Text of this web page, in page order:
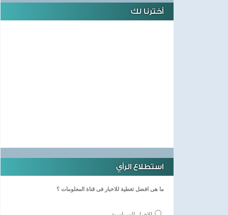
أخترنا لك
استطلاع الرأي
ما هى افضل تغطية للاخبار فى قناة المعلومات ؟